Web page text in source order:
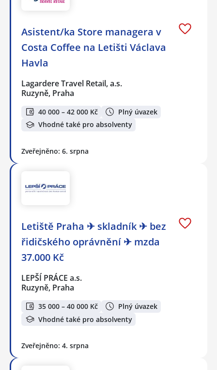
Asistent/ka Store managera v
Costa Coffee na Letišti Václava
Havla
Lagardere Travel Retail, a.s.
Ruzyně, Praha
40 000 – 42 000 Kč
Plný úvazek
Vhodné také pro absolventy
Zveřejněno: 6. srpna
Letiště Praha ✈ skladník ✈ bez
řidičského oprávnění ✈ mzda
37.000 Kč
LEPŠÍ PRÁCE a.s.
Ruzyně, Praha
35 000 – 40 000 Kč
Plný úvazek
Vhodné také pro absolventy
Zveřejněno: 4. srpna